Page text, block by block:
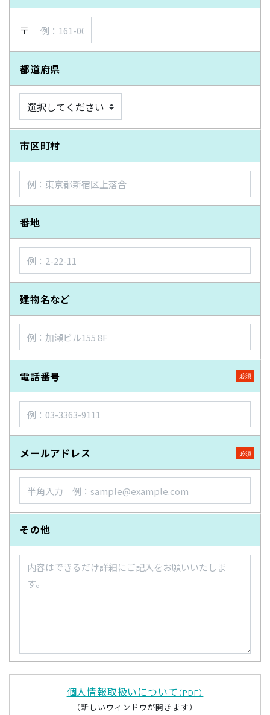
〒
都道府県
市区町村
番地
建物名など
電話番号
メールアドレス
その他
個人情報取扱いについて （PDF）
（新しいウィンドウが開きます）